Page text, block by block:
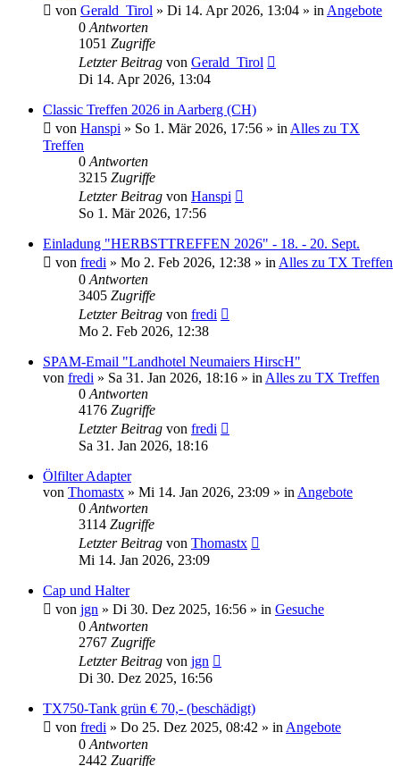
von Gerald_Tirol » Di 14. Apr 2026, 13:04 » in Angebote
0 Antworten
1051 Zugriffe
Letzter Beitrag von Gerald_Tirol
Di 14. Apr 2026, 13:04
Classic Treffen 2026 in Aarberg (CH)
von Hanspi » So 1. Mär 2026, 17:56 » in Alles zu TX
Treffen
0 Antworten
3215 Zugriffe
Letzter Beitrag von Hanspi
So 1. Mär 2026, 17:56
Einladung "HERBSTTREFFEN 2026" - 18. - 20. Sept.
von fredi » Mo 2. Feb 2026, 12:38 » in Alles zu TX Treffen
0 Antworten
3405 Zugriffe
Letzter Beitrag von fredi
Mo 2. Feb 2026, 12:38
SPAM-Email "Landhotel Neumaiers HirscH"
von fredi » Sa 31. Jan 2026, 18:16 » in Alles zu TX Treffen
0 Antworten
4176 Zugriffe
Letzter Beitrag von fredi
Sa 31. Jan 2026, 18:16
Ölfilter Adapter
von Thomastx » Mi 14. Jan 2026, 23:09 » in Angebote
0 Antworten
3114 Zugriffe
Letzter Beitrag von Thomastx
Mi 14. Jan 2026, 23:09
Cap und Halter
von jgn » Di 30. Dez 2025, 16:56 » in Gesuche
0 Antworten
2767 Zugriffe
Letzter Beitrag von jgn
Di 30. Dez 2025, 16:56
TX750-Tank grün € 70,- (beschädigt)
von fredi » Do 25. Dez 2025, 08:42 » in Angebote
0 Antworten
2442 Zugriffe